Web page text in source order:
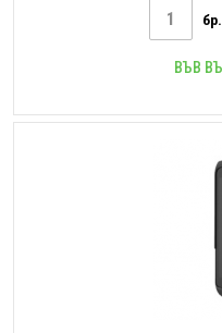
бр.
ВЪВ